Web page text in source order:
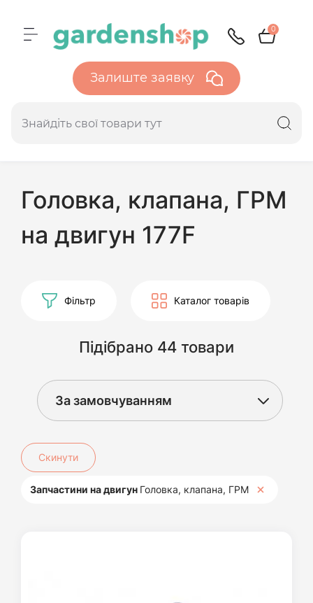
0
Залиште заявку
Головка, клапана, ГРМ
на двигун 177F
Фільтр Каталог товарів
Підібрано 44 товари
Скинути
Запчастини на двигун Головка, клапана, ГРМ